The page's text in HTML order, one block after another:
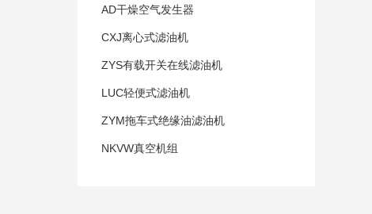
AD干燥空气发生器
CXJ离心式滤油机
ZYS有载开关在线滤油机
LUC轻便式滤油机
ZYM拖车式绝缘油滤油机
NKVW真空机组